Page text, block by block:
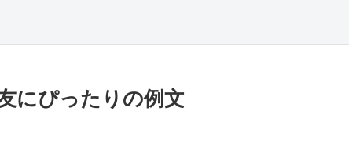
にぴったりの例文